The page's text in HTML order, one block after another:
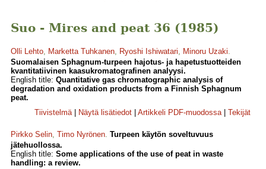
Suo - Mires and peat 36 (1985)
Olli Lehto, Marketta Tuhkanen, Ryoshi Ishiwatari, Minoru Uzaki.
Suomalaisen Sphagnum-turpeen hajotus- ja hapetustuotteiden
kvantitatiivinen kaasukromatografinen analyysi.
English title: Quantitative gas chroma­tographic analysis of
degradation and oxidation products from a Finnish Sphagnum
peat.
Tiivistelmä| Näytä lisätiedot Artikkeli PDF-muodossa| Tekijät
Pirkko Selin, Timo Nyrönen. Turpeen käytön soveltuvuus
jätehuollossa.
English title: Some applications of the use of peat in waste
handling: a review.